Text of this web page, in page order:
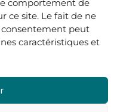
comportement de
ce site. Le fait de ne
consentement peut
caractéristiques et
-19H00